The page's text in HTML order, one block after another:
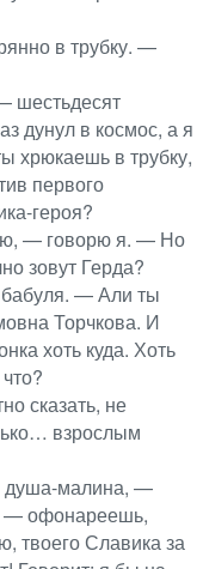
в трубку. —
шестьдесят
дунул в космос, а я
хрюкаешь в трубку,
первого
героя?
— говорю я. — Но
зовут Герда?
— Али ты
Торчкова. И
хоть куда. Хоть
сказать, не
взрослым
душа-малина, —
— офонареешь,
твоего Славика за